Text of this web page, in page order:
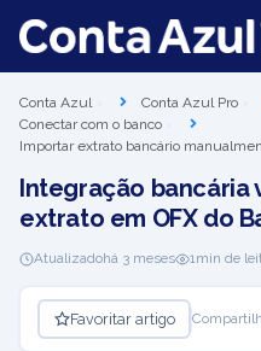
Conta Azul Conta Azul Pro
Conectar com o banco
Importar extrato bancário
Integração bancária
extrato em OFX do
Atualizadohá 3 meses 1min de
Favoritar artigo